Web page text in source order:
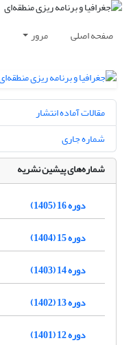
صفحه اصلی مرور
مقالات آماده انتشار
شماره جاری
شماره‌های پیشین نشریه
دوره 16 (1405)
دوره 15 (1404)
دوره 14 (1403)
دوره 13 (1402)
دوره 12 (1401)